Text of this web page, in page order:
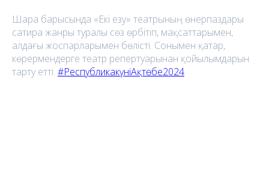
Шара барысында «Екі езу» театрының өнерпаздары
сатира жанры туралы сөз өрбітіп, мақсаттарымен,
алдағы жоспарларымен бөлісті. Сонымен қатар,
көрермендерге театр репертуарынан қойылымдарын
тарту етті. #РеспубликакүніАқтөбе2024